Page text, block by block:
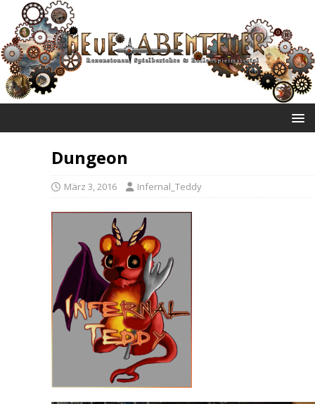
Dungeon
März 3, 2016 Infernal_Teddy